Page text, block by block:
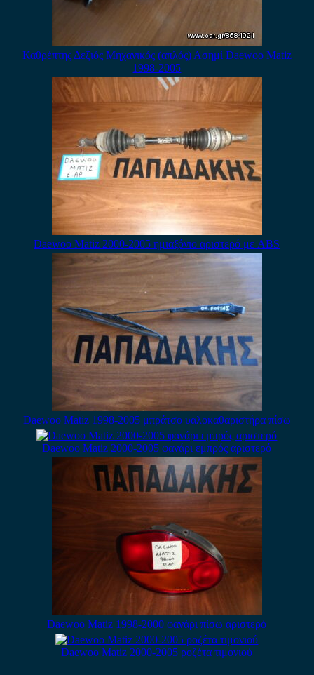
Καθρέπτης Δεξιός Μηχανικός (απλός) Ασημί Daewoo Matiz
1998-2005
Daewoo Matiz 2000-2005 ημιαξόνιο αριστερό με ABS
Daewoo Matiz 1998-2005 μπράτσο υαλοκαθαριστήρα πίσω
Daewoo Matiz 2000-2005 φανάρι εμπρός αριστερό
Daewoo Matiz 1998-2000 φανάρι πίσω αριστερό
Daewoo Matiz 2000-2005 ροζέτα τιμονιού